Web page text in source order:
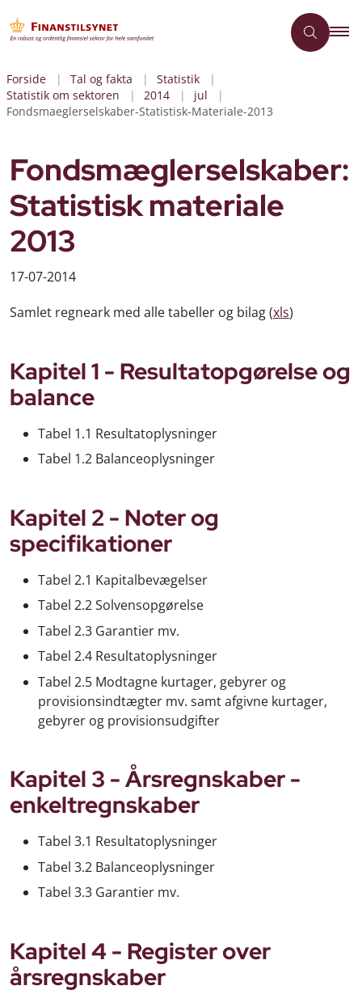
Forside Tal og fakta
Statistik
Statistik om sektoren
2014
jul
Fondsmaeglerselskaber-Statistisk-Materiale-2013
Fondsmæglerselskaber:
Statistisk materiale
2013
17-07-2014
Samlet regneark med alle tabeller og bilag (xls)
Kapitel 1 - Resultatopgørelse og
balance
Tabel 1.1 Resultatoplysninger
Tabel 1.2 Balanceoplysninger
Kapitel 2 - Noter og
specifikationer
Tabel 2.1 Kapitalbevægelser
Tabel 2.2 Solvensopgørelse
Tabel 2.3 Garantier mv.
Tabel 2.4 Resultatoplysninger
Tabel 2.5 Modtagne kurtager, gebyrer og
provisionsindtægter mv. samt afgivne kurtager,
gebyrer og provisionsudgifter
Kapitel 3 - Årsregnskaber -
enkeltregnskaber
Tabel 3.1 Resultatoplysninger
Tabel 3.2 Balanceoplysninger
Tabel 3.3 Garantier mv.
Kapitel 4 - Register over
årsregnskaber